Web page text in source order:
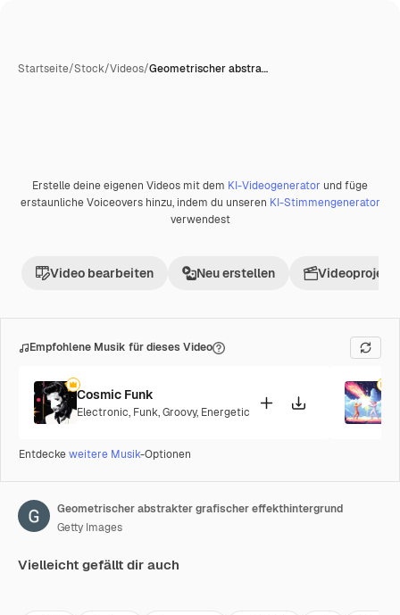
Startseite/Stock/Videos/Geometrischer abstra…
Premium
Erstelle deine eigenen Videos mit dem KI-Videogenerator und füge
erstaunliche Voiceovers hinzu, indem du unseren KI-Stimmengenerator
verwendest
Video bearbeiten Neu erstellen Videoprojekt
Empfohlene Musik für dieses Video
Cosmic Funk
Electronic, Funk,Groovy, Energetic
Entdeckeweitere Musik-Optionen
Geometrischer abstrakter grafischer effekthintergrund
Getty Images
Vielleicht gefällt dir auch